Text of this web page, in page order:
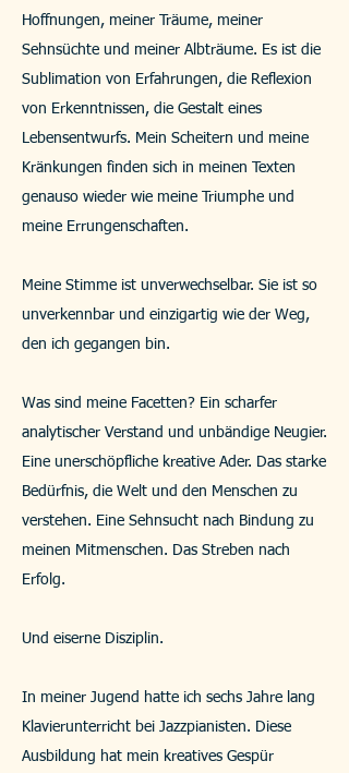
Hoffnungen, meiner Träume, meiner
Sehnsüchte und meiner Albträume. Es ist die
Sublimation von Erfahrungen, die Reflexion
von Erkenntnissen, die Gestalt eines
Lebensentwurfs. Mein Scheitern und meine
Kränkungen finden sich in meinen Texten
genauso wieder wie meine Triumphe und
meine Errungenschaften.
Meine Stimme ist unverwechselbar. Sie ist so
unverkennbar und einzigartig wie der Weg,
den ich gegangen bin.
Was sind meine Facetten? Ein scharfer
analytischer Verstand und unbändige Neugier.
Eine unerschöpfliche kreative Ader. Das starke
Bedürfnis, die Welt und den Menschen zu
verstehen. Eine Sehnsucht nach Bindung zu
meinen Mitmenschen. Das Streben nach
Erfolg.
Und eiserne Disziplin.​
In meiner Jugend hatte ich sechs Jahre lang
Klavierunterricht bei Jazzpianisten. Diese
Ausbildung hat mein kreatives Gespür